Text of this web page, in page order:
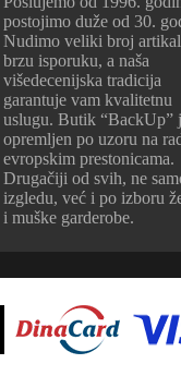
postojimo duže od 30.
Nudimo veliki broj
brzu isporuku, a naša
višedecenijska tradicija
garantuje vam kvalitetnu
uslugu. Butik “BackUp”
opremljen po uzoru na
evropskim prestonicama.
Drugačiji od svih, ne
izgledu, već i po izboru
i muške garderobe.